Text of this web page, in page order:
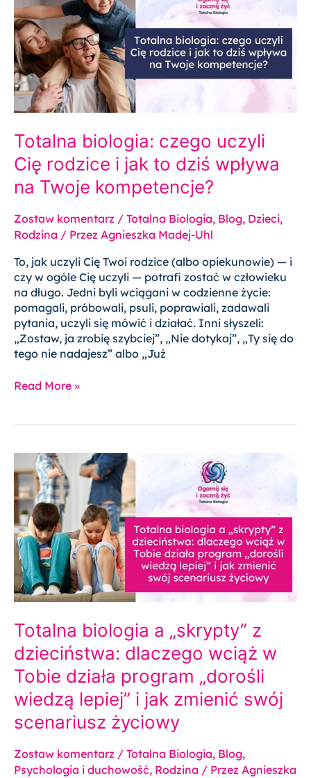
Totalna biologia: czego uczyli
Cię rodzice i jak to dziś wpływa
na Twoje kompetencje?
Zostaw komentarz / Totalna Biologia, Blog, Dzieci,
Rodzina / Przez Agnieszka Madej-Uhl
To, jak uczyli Cię Twoi rodzice (albo opiekunowie) — i
czy w ogóle Cię uczyli — potrafi zostać w człowieku
na długo. Jedni byli wciągani w codzienne życie:
pomagali, próbowali, psuli, poprawiali, zadawali
pytania, uczyli się mówić i działać. Inni słyszeli:
„Zostaw, ja zrobię szybciej”, „Nie dotykaj”, „Ty się do
tego nie nadajesz” albo „Już
uczyli
Cię
rodzice
i
jak
to
dziś
na
Twoje
kompetencje?
Read More »
Totalna biologia a „skrypty” z
dzieciństwa: dlaczego wciąż w
Tobie działa program „dorośli
wiedzą lepiej” i jak zmienić swój
scenariusz życiowy
Zostaw komentarz / Totalna Biologia, Blog,
Psychologia i duchowość, Rodzina / Przez Agnieszka
Totalna
biologia
a
„skrypty”
z
dzieciństwa:
dlaczego
wciąż
w
Tobie
program
„dorośli
wiedzą
lepiej”
jak
zmienić
scenariusz
życiowy